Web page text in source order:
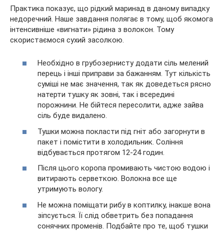
Практика показує, що рідкий маринад в даному випадку
недоречний. Наше завдання полягає в тому, щоб якомога
інтенсивніше «вигнати» рідина з волокон. Тому
скористаємося сухий засолкою.
Необхідно в грубозернисту додати сіль мелений
перець і інші приправи за бажанням. Тут кількість
суміші не має значення, так як доведеться рясно
натерти тушку як зовні, так і всередині
порожнини. Не бійтеся пересолити, адже зайва
сіль буде видалено.
Тушки можна покласти під гніт або загорнути в
пакет і помістити в холодильник. Соління
відбувається протягом 12-24 годин.
Після цього коропа промивають чистою водою і
витирають серветкою. Волокна все ще
утримують вологу.
Не можна поміщати рибу в коптилку, інакше вона
зіпсується. Її слід обветрить без попадання
сонячних променів. Подбайте про те, щоб тушки